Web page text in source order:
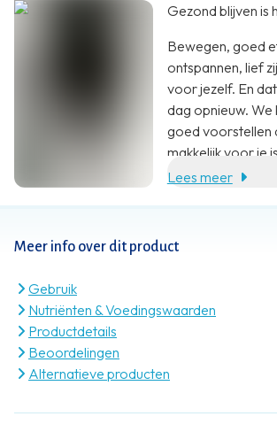
Meer info over dit product
Gebruik
Nutriënten & Voedingswaarden
Productdetails
Beoordelingen
Alternatieve producten
Gezond blijven is
Bewegen, goed
ontspannen, lief
voor jezelf. En
dag opnieuw. We
goed voorstellen
makkelijk voor je
wij jou heel graag
Lees meer